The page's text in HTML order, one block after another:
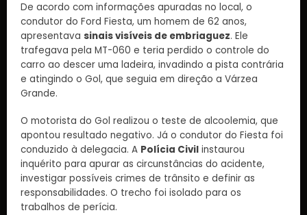
De acordo com informações apuradas no local, o
condutor do Ford Fiesta, um homem de 62 anos,
apresentava sinais visíveis de embriaguez. Ele
trafegava pela MT-060 e teria perdido o controle do
carro ao descer uma ladeira, invadindo a pista contrária
e atingindo o Gol, que seguia em direção a Várzea
Grande.
O motorista do Gol realizou o teste de alcoolemia, que
apontou resultado negativo. Já o condutor do Fiesta foi
conduzido à delegacia. A Polícia Civil instaurou
inquérito para apurar as circunstâncias do acidente,
investigar possíveis crimes de trânsito e definir as
responsabilidades. O trecho foi isolado para os
trabalhos de perícia.